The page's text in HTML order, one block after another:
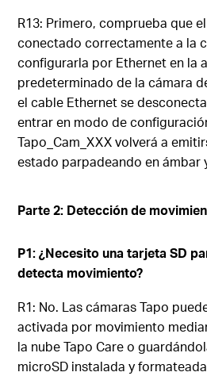
R13: Primero, comprueba que
conectado correctamente a la
configurarla por Ethernet en la
predeterminado de la cámara
el cable Ethernet se
entrar en modo de
Tapo_Cam_XXX volverá a
estado parpadeando en ámbar
Parte 2: Detección de
P1: ¿Necesito una tarjeta SD
detecta movimiento?
R1: No. Las cámaras Tapo
activada por movimiento
la nube Tapo Care o
microSD instalada y